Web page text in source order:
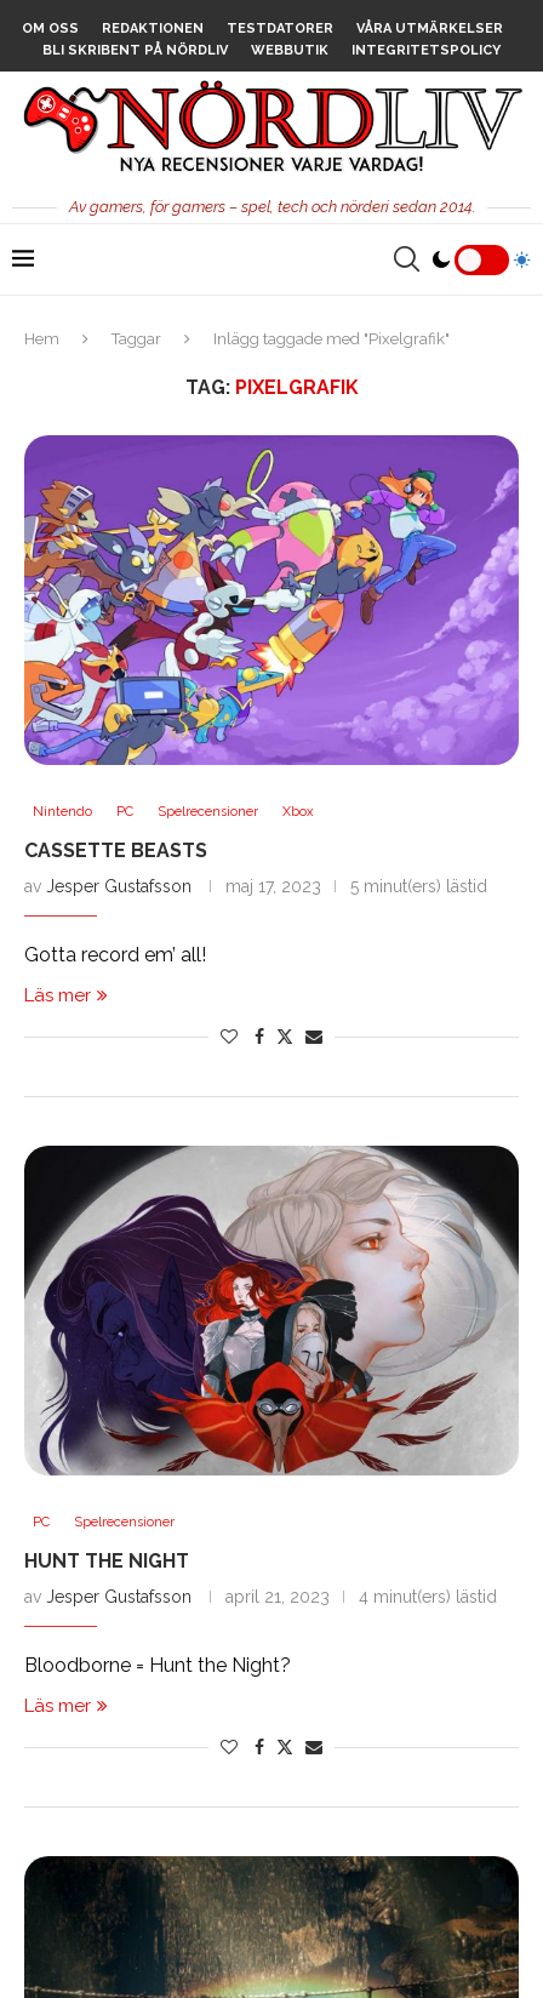
OM OSS REDAKTIONEN TESTDATORER
VÅRA UTMÄRKELSER
BLI SKRIBENT PÅ NÖRDLIV
WEBBUTIK INTEGRITETSPOLICY
Av gamers, för gamers – spel, tech och nörderi sedan 2014.
Hem Taggar Inlägg taggade med "Pixelgrafik"
TAG: PIXELGRAFIK
Nintendo PC Spelrecensioner Xbox
CASSETTE BEASTS
av Jesper Gustafsson maj 17, 2023 5 minut(ers) lästid
Gotta record em’ all!
Läs mer
PC Spelrecensioner
HUNT THE NIGHT
av Jesper Gustafsson april 21, 2023 4 minut(ers) lästid
Bloodborne = Hunt the Night?
Läs mer